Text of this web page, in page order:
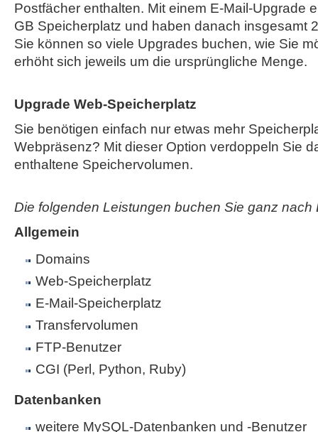
Postfächer enthalten. Mit einem E-Mail-Upgrade
GB Speicherplatz und haben danach insgesamt
Sie können so viele Upgrades buchen, wie Sie
erhöht sich jeweils um die ursprüngliche Menge.
Upgrade Web-Speicherplatz
Sie benötigen einfach nur etwas mehr
Webpräsenz? Mit dieser Option verdoppeln Sie
enthaltene Speichervolumen.
Die folgenden Leistungen buchen Sie ganz nach
Allgemein
Domains
Web-Speicherplatz
E-Mail-Speicherplatz
Transfervolumen
FTP-Benutzer
CGI (Perl, Python, Ruby)
Datenbanken
weitere MySQL-Datenbanken und -Benutzer